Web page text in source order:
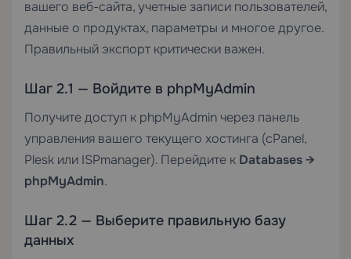
вашего веб-сайта, учетные записи пользователей,
данные о продуктах, параметры и многое другое.
Правильный экспорт критически важен.
Шаг 2.1 — Войдите в phpMyAdmin
Получите доступ к phpMyAdmin через панель
управления вашего текущего хостинга (cPanel,
Plesk или ISPmanager). Перейдите к Databases →
phpMyAdmin.
Шаг 2.2 — Выберите правильную базу
данных